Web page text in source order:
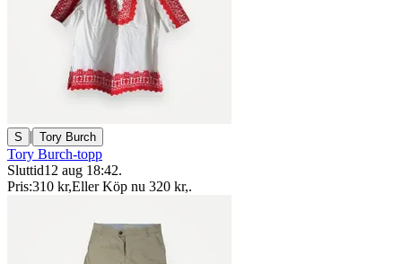
S | Tory Burch
Tory Burch-topp
Sluttid12 aug 18:42.
Pris:310 kr,Eller Köp nu 320 kr,.